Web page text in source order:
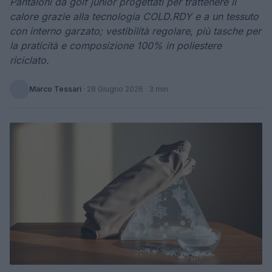
calore grazie alla tecnologia COLD.RDY e a un tessuto
con interno garzato; vestibilità regolare, più tasche per
la praticità e composizione 100% in poliestere
riciclato.
Marco Tessari · 28 Giugno 2026 · 3 min